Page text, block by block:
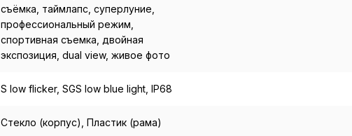
съёмка, таймлапс, суперлуние,
профессиональный режим,
спортивная съемка, двойная
экспозиция, dual view, живое фото
S low flicker, SGS low blue light, IP68
Стекло (корпус), Пластик (рама)